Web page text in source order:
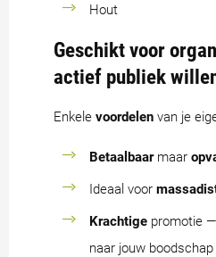
Hout
Geschikt voor
actief publiek
Enkele voordelen van je
Betaalbaarmaar
Ideaal voor
Krachtige promotie
naar jouw boodschap